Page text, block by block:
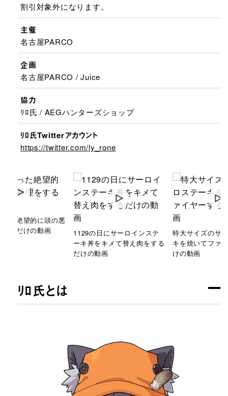
割引対象外になります。
主催
名古屋PARCO
企画
名古屋PARCO / Juice
協力
ﾘﾛ氏 / AEGハンターズショップ
ﾘﾛ氏Twitterアカウント
https://twitter.com/ly_rone
た絶望的に頭の悪
るだけの動画
1129の日にサーロインステ
ーキ丼をキメて替え肉をする
だけの動画
特大サイズのサ
キを焼いてファ
けの動画
ﾘﾛ氏とは